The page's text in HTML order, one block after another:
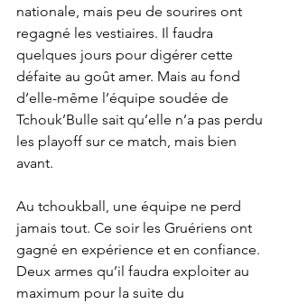
nationale, mais peu de sourires ont
regagné les vestiaires. Il faudra
quelques jours pour digérer cette
défaite au goût amer. Mais au fond
d’elle-même l’équipe soudée de
Tchouk’Bulle sait qu’elle n’a pas perdu
les playoff sur ce match, mais bien
avant.
Au tchoukball, une équipe ne perd
jamais tout. Ce soir les Gruériens ont
gagné en expérience et en confiance.
Deux armes qu’il faudra exploiter au
maximum pour la suite du